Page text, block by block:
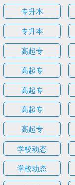
专升本
专升本
高起专
高起专
高起专
高起专
高起专
学校动态
学校动态